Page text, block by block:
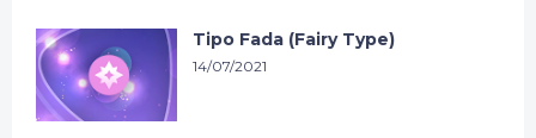
Tipo Fada (Fairy Type)
14/07/2021